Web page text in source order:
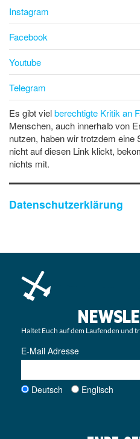
Instagram
Facebook
Youtube
Telegram
Es gibt vielberechtigte Kritik an
Menschen, auch innerhalb von
nutzen, haben wir trotzdem eine
nicht auf diesen Link klickt,
nichts mit.
Datenschutzerklärung
Haltet Euch auf dem Laufenden und
E-Mail Adresse
Deutsch Englisch